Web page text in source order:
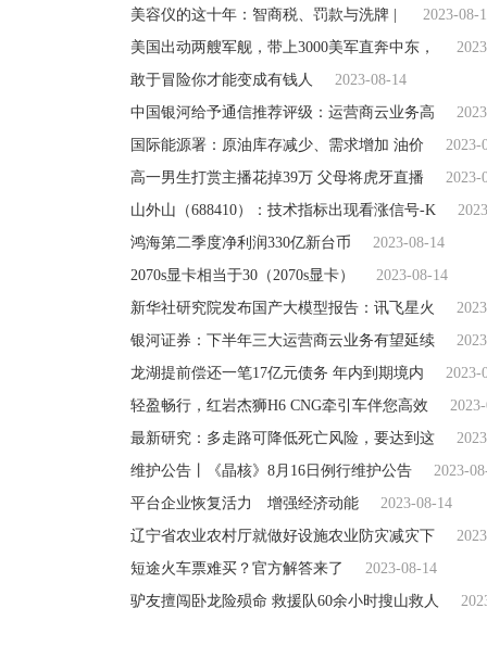
美容仪的这十年：智商税、罚款与洗牌 |
2023-08-
美国出动两艘军舰，带上3000美军直奔中东，
敢于冒险你才能变成有钱人
2023-08-14
中国银河给予通信推荐评级：运营商云业务高
国际能源署：原油库存减少、需求增加 油价
2023-
高一男生打赏主播花掉39万 父母将虎牙直播
2023-
山外山（688410）：技术指标出现看涨信号-K
鸿海第二季度净利润330亿新台币
2023-08-14
2070s显卡相当于30（2070s显卡）
2023-08-14
新华社研究院发布国产大模型报告：讯飞星火
银河证券：下半年三大运营商云业务有望延续
龙湖提前偿还一笔17亿元债务 年内到期境内
2023-
轻盈畅行，红岩杰狮H6 CNG牵引车伴您高效
最新研究：多走路可降低死亡风险，要达到这
维护公告丨《晶核》8月16日例行维护公告
2023-
平台企业恢复活力 增强经济动能
2023-08-14
辽宁省农业农村厅就做好设施农业防灾减灾下
短途火车票难买？官方解答来了
2023-08-14
驴友擅闯卧龙险殒命 救援队60余小时搜山救人